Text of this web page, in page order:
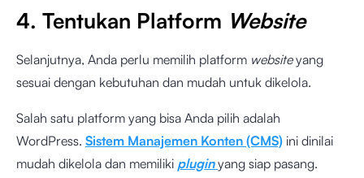
4. Tentukan Platform Website
Selanjutnya, Anda perlu memilih platform websiteyang
sesuai dengan kebutuhan dan mudah untuk dikelola.
Salah satu platform yang bisa Anda pilih adalah
WordPress. Sistem Manajemen Konten (CMS) ini dinilai
mudah dikelola dan memiliki plugin yang siap pasang.